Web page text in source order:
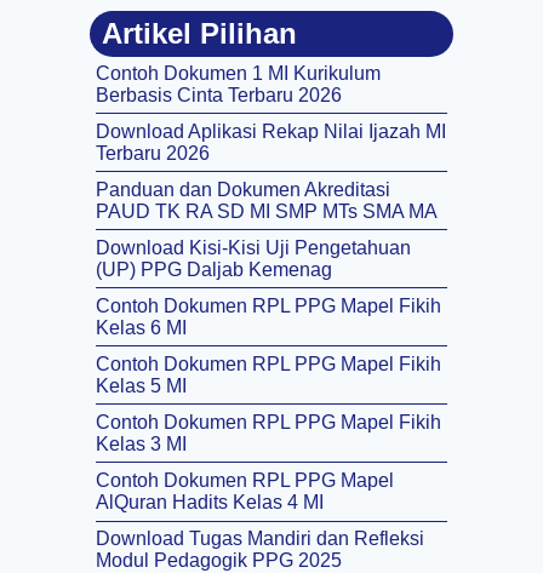
Artikel Pilihan
Contoh Dokumen 1 MI Kurikulum
Berbasis Cinta Terbaru 2026
Download Aplikasi Rekap Nilai Ijazah MI
Terbaru 2026
Panduan dan Dokumen Akreditasi
PAUD TK RA SD MI SMP MTs SMA MA
Download Kisi-Kisi Uji Pengetahuan
(UP) PPG Daljab Kemenag
Contoh Dokumen RPL PPG Mapel Fikih
Kelas 6 MI
Contoh Dokumen RPL PPG Mapel Fikih
Kelas 5 MI
Contoh Dokumen RPL PPG Mapel Fikih
Kelas 3 MI
Contoh Dokumen RPL PPG Mapel
AlQuran Hadits Kelas 4 MI
Download Tugas Mandiri dan Refleksi
Modul Pedagogik PPG 2025